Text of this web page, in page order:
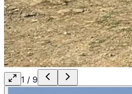
1 / 9